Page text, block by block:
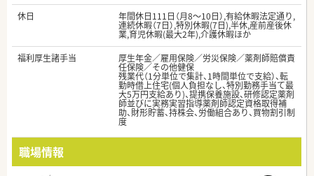
休日
年間休日111日（月8～10日）,有給休暇法定通り,
連続休暇（7日）,特別休暇(7日),半休,産前産後休
業,育児休暇(最大2年),介護休暇ほか
福利厚生諸手当
厚生年金／雇用保険／労災保険／薬剤師賠償責
任保険／その他健保
残業代（1分単位で集計、1時間単位で支給）、転
勤時借上住宅(個人負担なし、特別勤務手当て最
大5万円支給あり)、提携保養施設、研修認定薬剤
師並びに実務実習指導薬剤師認定資格取得補
助、財形貯蓄、持株会、労働組合あり、買物割引制
度
職場情報